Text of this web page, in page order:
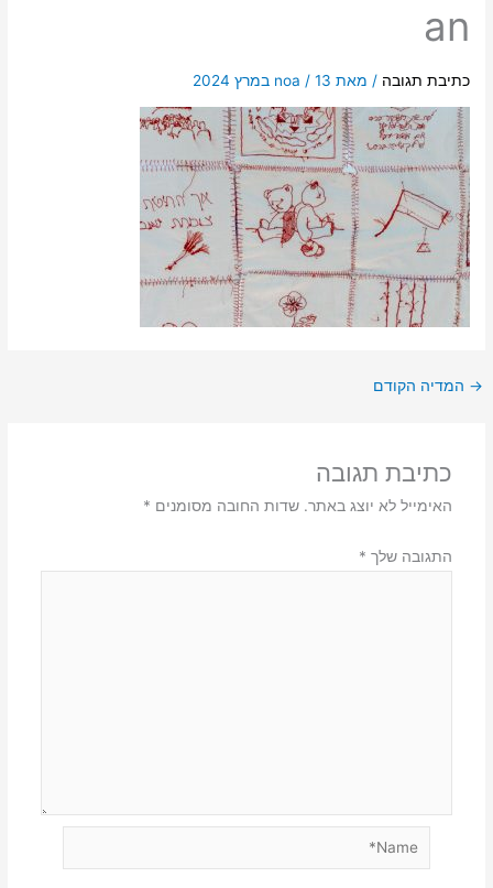
an
כתיבת תגובה / מאת noa / 13 במרץ 2024
→ המדיה הקודם
כתיבת תגובה
האימייל לא יוצג באתר. שדות החובה מסומנים *
התגובה שלך *